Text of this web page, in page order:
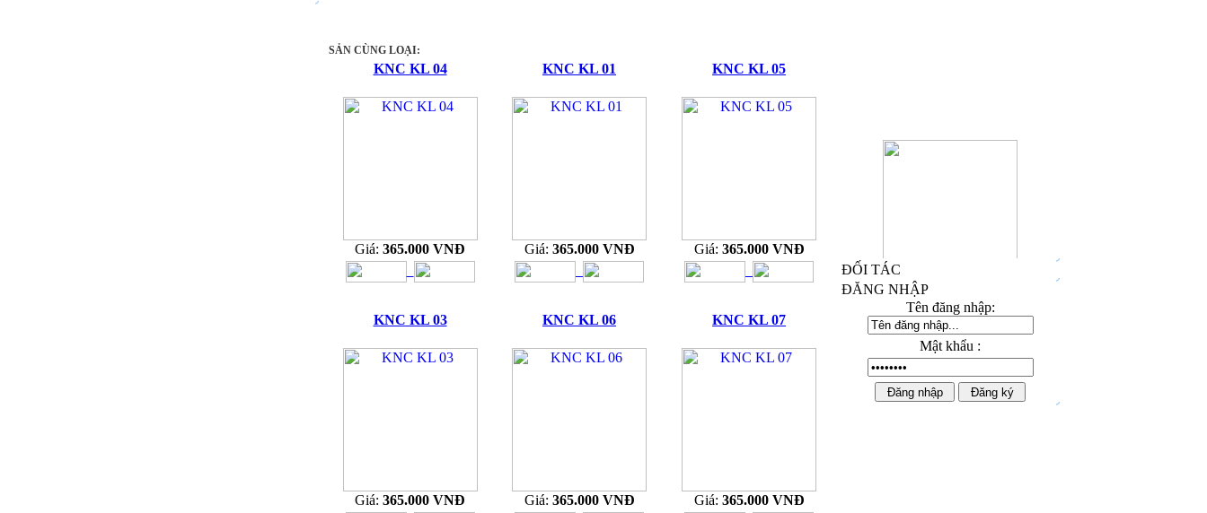
SẢN CÙNG LOẠI:
KNC KL 04
Giá: 365.000 VNĐ
KNC KL 01
Giá: 365.000 VNĐ
KNC KL 05
Giá: 365.000 VNĐ
KNC KL 03
Giá: 365.000 VNĐ
KNC KL 06
Giá: 365.000 VNĐ
KNC KL 07
Giá: 365.000 VNĐ
Kỷ Niệm Chương Đồng 03
ĐỐI TÁC
ĐĂNG NHẬP
Tên đăng nhập:
Mật khẩu :